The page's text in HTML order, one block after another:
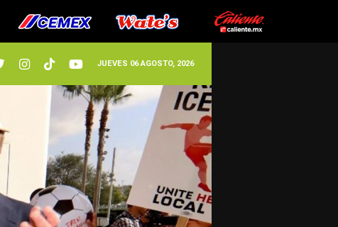
JUEVES 06 AGOSTO, 2026